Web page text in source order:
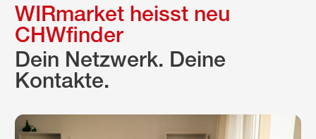
WIRmarket heisst neu
CHWfinder
Dein Netzwerk. Deine
Kontakte.